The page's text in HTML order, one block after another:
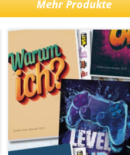
Mehr Produkte